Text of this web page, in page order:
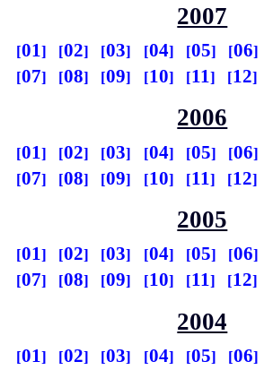
2007
01 02 03 04 05
06
07
08 09 10 11 12
2006
01 02 03 04 05
06
07
08 09 10 11 12
2005
01 02 03 04 05
06
07
08 09 10 11 12
2004
01 02 03 04 05
06